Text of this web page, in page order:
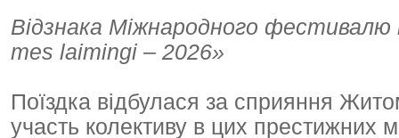
Відзнака Міжнародного
mes laimingi – 2026»
Поїздка відбулася за сприяння
участь колективу в цих престижних